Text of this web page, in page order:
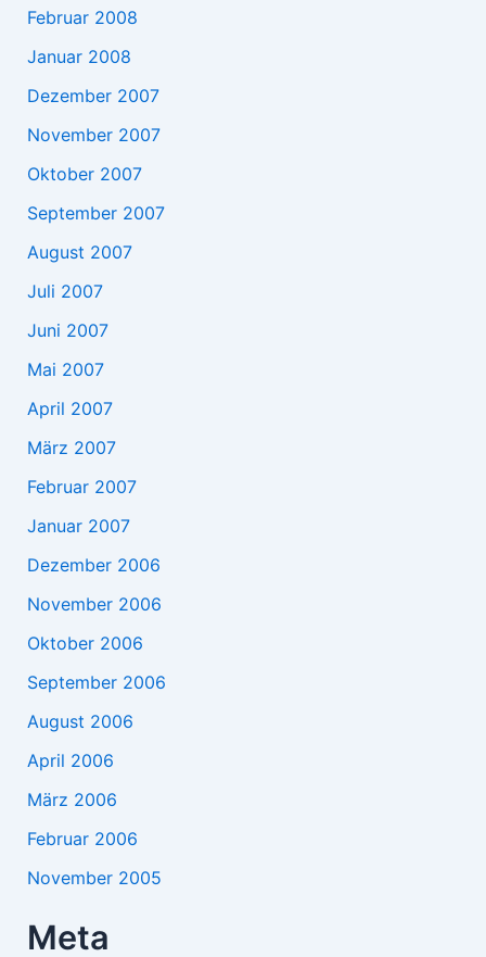
Februar 2008
Januar 2008
Dezember 2007
November 2007
Oktober 2007
September 2007
August 2007
Juli 2007
Juni 2007
Mai 2007
April 2007
März 2007
Februar 2007
Januar 2007
Dezember 2006
November 2006
Oktober 2006
September 2006
August 2006
April 2006
März 2006
Februar 2006
November 2005
Meta